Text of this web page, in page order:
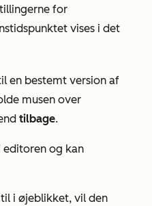
for
vises i det
en bestemt version af
musen over
tilbage.
editoren og kan
i øjeblikket, vil den